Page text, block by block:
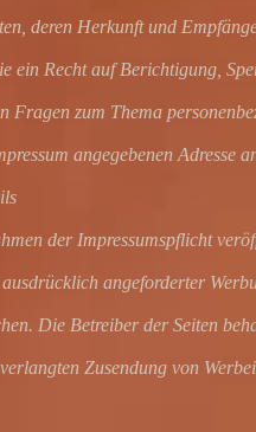
deren Herkunft und
ein Recht auf Berichtigung,
Fragen zum Thema
angegebenen Adresse
der Impressumspflicht
angeforderter
Die Betreiber der Seiten
Zusendung von